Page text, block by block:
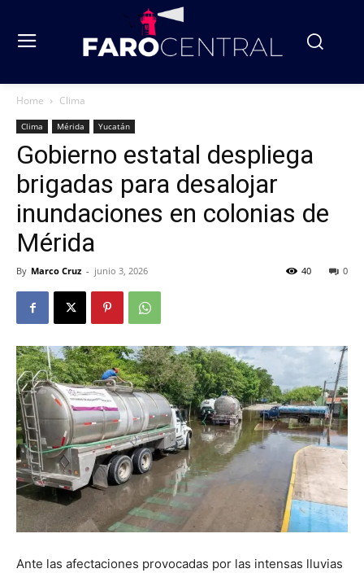
Home Clima
Clima Mérida Yucatán
Gobierno estatal despliega
brigadas para desalojar
inundaciones en colonias de
Mérida
By Marco Cruz - junio 3, 2026 0
40
Ante las afectaciones provocadas por las intensas lluvias